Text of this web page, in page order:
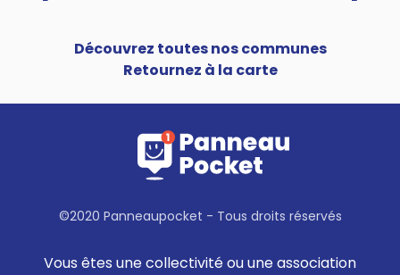
Découvrez toutes nos communes
Retournez à la carte
©2020 Panneaupocket - Tous droits réservés
Vous êtes une collectivité ou une association